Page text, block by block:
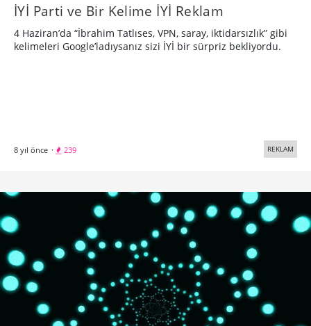
İYİ Parti ve Bir Kelime İYİ Reklam
4 Haziran’da “İbrahim Tatlıses, VPN, saray, iktidarsızlık” gibi
kelimeleri Google’ladıysanız sizi İYİ bir sürpriz bekliyordu.
8 yıl önce · 239 REKLAM